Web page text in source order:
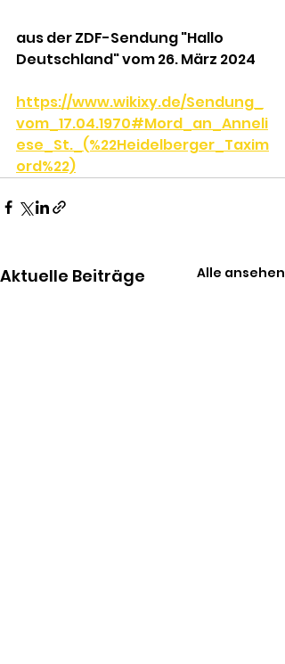
aus der ZDF-Sendung "Hallo
Deutschland" vom 26. März 2024
https://www.wikixy.de/Sendung_
vom_17.04.1970#Mord_an_Anneli
ese_St._(%22Heidelberger_Taxim
ord%22)
Aktuelle Beiträge Alle ansehen